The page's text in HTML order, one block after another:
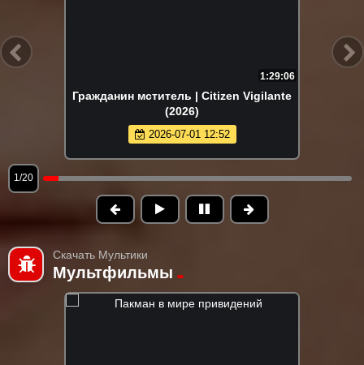
1:29:06
Гражданин мститель | Citizen Vigilante
(2026)
2026-07-01 12:52
1/20
Скачать Мультики
Мультфильмы